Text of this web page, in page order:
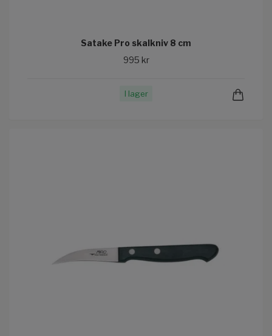
Satake Pro skalkniv 8 cm
995 kr
I lager